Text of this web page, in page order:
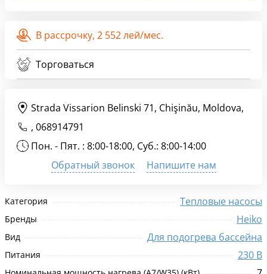
Категория Тепловые насосы
Бренды Heiko
Вид Для подогрева бассейна
Питания 230 В
В рассрочку, 2 552 лей/мес.
Торговаться
Strada Vissarion Belinski 71, Chişinău, Moldova,
, 068914791
Пон. - Пят. : 8:00-18:00, Суб.: 8:00-14:00
Обратный звонок
Напишите нам